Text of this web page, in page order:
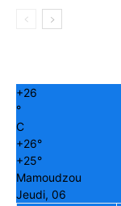
+26
°
C
+26°
+25°
Mamoudzou
Jeudi, 06